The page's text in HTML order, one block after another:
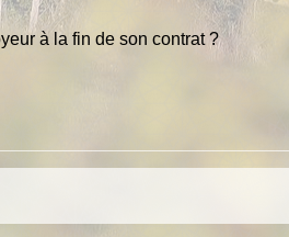
à la fin de son contrat ?